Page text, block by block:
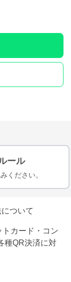
ール
ください。
ついて
カード・コン
種QR決済に対